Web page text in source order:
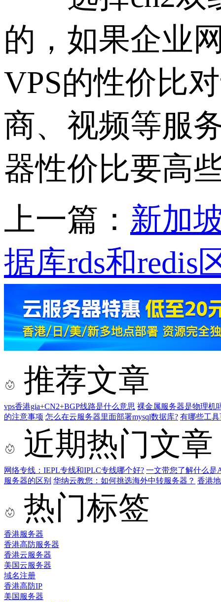
的，如果企业
VPS的性价比
商、视频等服
器性价比要高
上一篇： 新加
据库rds和redis
推荐文章
vps香港gia+CN2+BGP线路是什么意思 裸金属服务器是物理机
的注意事项 怎么在云服务器里面部署mysql数据库? 有哪些工
近期热门文章
网络专线：IEPL专线和IPLC专线哪个好? 一文带您了解什么是
服务器的区别 华纳云教您：如何挑选海外中转服务器？ 香港
热门标签
香港服务器
香港高防服务器
香港云服务器
美国云服务器
域名注册
香港高防IP
美国服务器